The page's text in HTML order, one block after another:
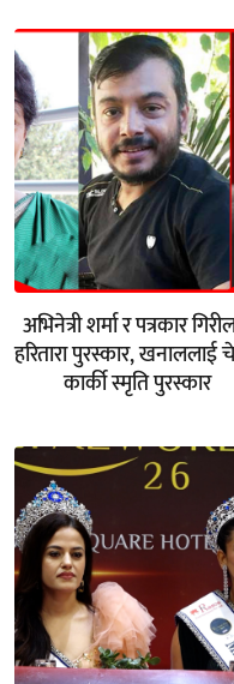
अभिनेत्री शर्मा र पत्रकार
हरितारा पुरस्कार, खनाललाई
कार्की स्मृति पुरस्कार